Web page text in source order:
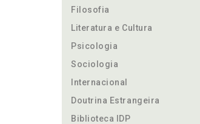
Filosofia
Literatura e Cultura
Psicologia
Sociologia
Internacional
Doutrina Estrangeira
Biblioteca IDP